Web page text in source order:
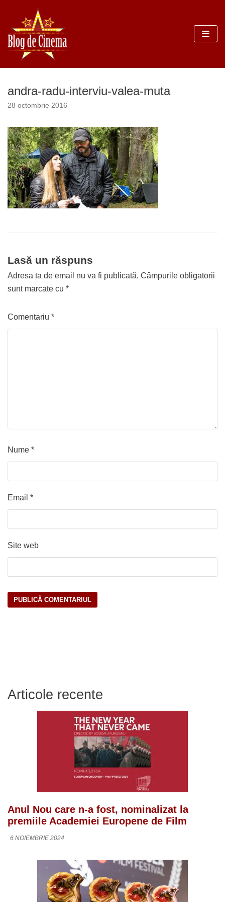
Sari
la
conținut
andra-radu-interviu-valea-muta
28 octombrie 2016
Lasă un răspuns
Adresa ta de email nu va fi publicată. Câmpurile obligatorii
sunt marcate cu *
Comentariu *
Nume *
Email *
Site web
Articole recente
Anul Nou care n-a fost, nominalizat la
premiile Academiei Europene de Film
6 NOIEMBRIE 2024